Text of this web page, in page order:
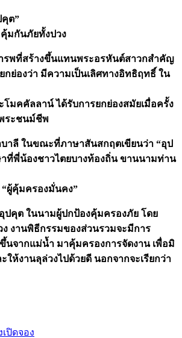
ต”
มกันภัยทั้งปวง
รพที่สร้างขึ้นแทนพระอรหันต์สาวกสำคัญ
กย่องว่า มีความเป็นเลิศทางอิทธิฤทธิ์ ใน
โมคคัลลาน์ ได้รับการยกย่องสมัยเมื่อครั้ง
ระชนม์ชีพ
าลี ในขณะที่ภาษาสันสกฤตเขียนว่า “อุป
ที่พี่น้องชาวไตยบางท้องถิ่น ขานนามท่าน
ผู้คุ้มครองมั่นคง”
ปคุต ในนามผู้ปกป้องคุ้มครองภัย โดย
ง งานพิธีกรรมของส่วนรวมจะมีการ
นจากแม่น้ำ มาคุ้มครองการจัดงาน เพื่อมิ
ให้งานลุล่วงไปด้วยดี นอกจากจะเรียกว่า
ปิดจอง